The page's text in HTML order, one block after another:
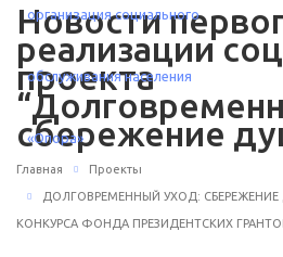
Новости
реализации
проекта
сбережение
Главная Проекты
ДОЛГОВРЕМЕННЫЙ УХОД:
КОНКУРСА ФОНДА ПРЕЗИДЕНТСКИХ